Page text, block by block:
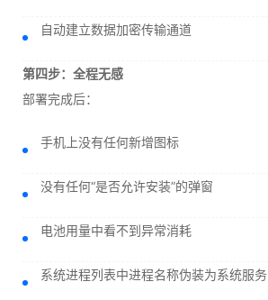
自动建立数据加密传输通道
第四步：全程无感
部署完成后：
手机上没有任何新增图标
没有任何“是否允许安装”的弹窗
电池用量中看不到异常消耗
系统进程列表中进程名称伪装为系统服务